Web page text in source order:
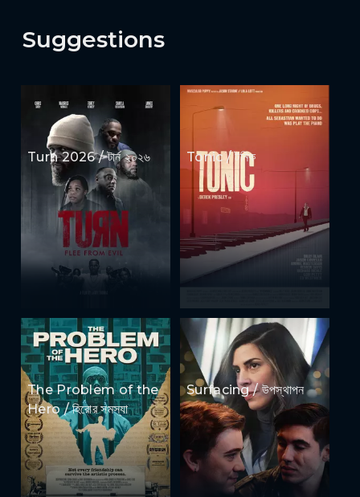
Suggestions
Turn 2026 / টার্ন ২০২৬ Tonic / টনিক
The Problem of the
Hero / হিরোর সমস্যা
Surfacing / উপস্থাপন